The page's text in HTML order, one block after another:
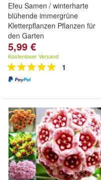
Efeu Samen / winterharte
blühende immergrüne
Kletterpflanzen Pflanzen für
den Garten
5,99 €
Kostenloser Versand
1